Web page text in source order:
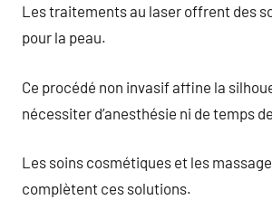
Les traitements au laser offrent des
pour la peau.
Ce procédé non invasif affine la
nécessiter d’anesthésie ni de temps
Les soins cosmétiques et les
complètent ces solutions.